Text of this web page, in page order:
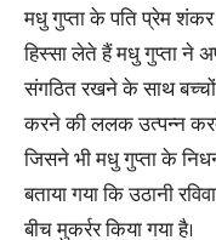
मधु गुप्ता के पति प्रेम
हिस्सा लेते हैं मधु गुप्ता ने
संगठित रखने के साथ
करने की ललक उत्पन्न
जिसने भी मधु गुप्ता के
बताया गया कि उठानी
बीच मुकर्रर किया गया है।